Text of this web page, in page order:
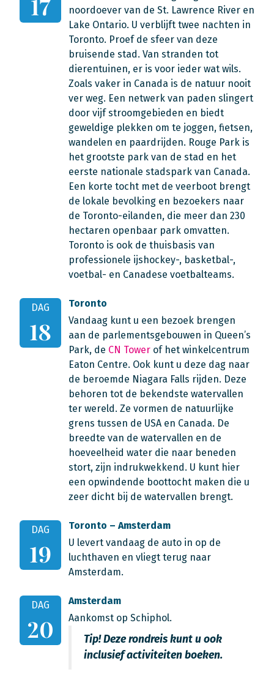
17
noordoever van de St. Lawrence River en
Lake Ontario. U verblijft twee nachten in
Toronto. Proef de sfeer van deze
bruisende stad. Van stranden tot
dierentuinen, er is voor ieder wat wils.
Zoals vaker in Canada is de natuur nooit
ver weg. Een netwerk van paden slingert
door vijf stroomgebieden en biedt
geweldige plekken om te joggen, fietsen,
wandelen en paardrijden. Rouge Park is
het grootste park van de stad en het
eerste nationale stadspark van Canada.
Een korte tocht met de veerboot brengt
de lokale bevolking en bezoekers naar
de Toronto-eilanden, die meer dan 230
hectaren openbaar park omvatten.
Toronto is ook de thuisbasis van
professionele ijshockey-, basketbal-,
voetbal- en Canadese voetbalteams.
DAG
18
Toronto
Vandaag kunt u een bezoek brengen
aan de parlementsgebouwen in Queen’s
Park, de CN Tower of het winkelcentrum
Eaton Centre. Ook kunt u deze dag naar
de beroemde Niagara Falls rijden. Deze
behoren tot de bekendste watervallen
ter wereld. Ze vormen de natuurlijke
grens tussen de USA en Canada. De
breedte van de watervallen en de
hoeveelheid water die naar beneden
stort, zijn indrukwekkend. U kunt hier
een opwindende boottocht maken die u
zeer dicht bij de watervallen brengt.
DAG
19
Toronto – Amsterdam
U levert vandaag de auto in op de
luchthaven en vliegt terug naar
Amsterdam.
DAG
20
Amsterdam
Aankomst op Schiphol.
Tip! Deze rondreis kunt u ook
inclusief activiteiten boeken.